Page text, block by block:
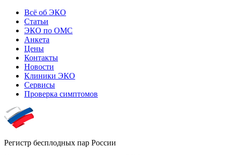
Всё об ЭКО
Статьи
ЭКО по ОМС
Анкета
Цены
Контакты
Новости
Клиники ЭКО
Сервисы
Проверка симптомов
Регистр бесплодных пар России